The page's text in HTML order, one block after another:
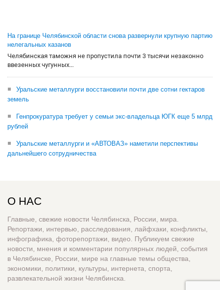
На границе Челябинской области снова развернули крупную партию
нелегальных казанов
Челябинская таможня не пропустила почти 3 тысячи незаконно
ввезенных чугунных...
Уральские металлурги восстановили почти две сотни гектаров
земель
Генпрокуратура требует у семьи экс-владельца ЮГК еще 5 млрд
рублей
Уральские металлурги и «АВТОВАЗ» наметили перспективы
дальнейшего сотрудничества
О НАС
Главные, свежие новости Челябинска, России, мира.
Репортажи, интервью, расследования, лайфхаки, конфликты,
инфографика, фоторепортажи, видео. Публикуем свежие
новости, мнения и комментарии популярных людей, события
в Челябинске, России, мире на главные темы общества,
экономики, политики, культуры, интернета, спорта,
развлекательной жизни Челябинска.